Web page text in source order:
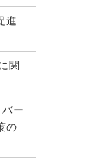
進
関
ー
の